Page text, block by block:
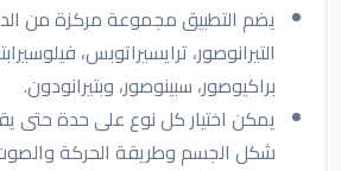
يضم التطبيق مجموعة مركزة من
التيرانوصور، ترايسيراتوبس،
براكيوصور، سبينوصور، وبتيرانودون.
يمكن اختيار كل نوع على حدة حتى
شكل الجسم وطريقة الحركة